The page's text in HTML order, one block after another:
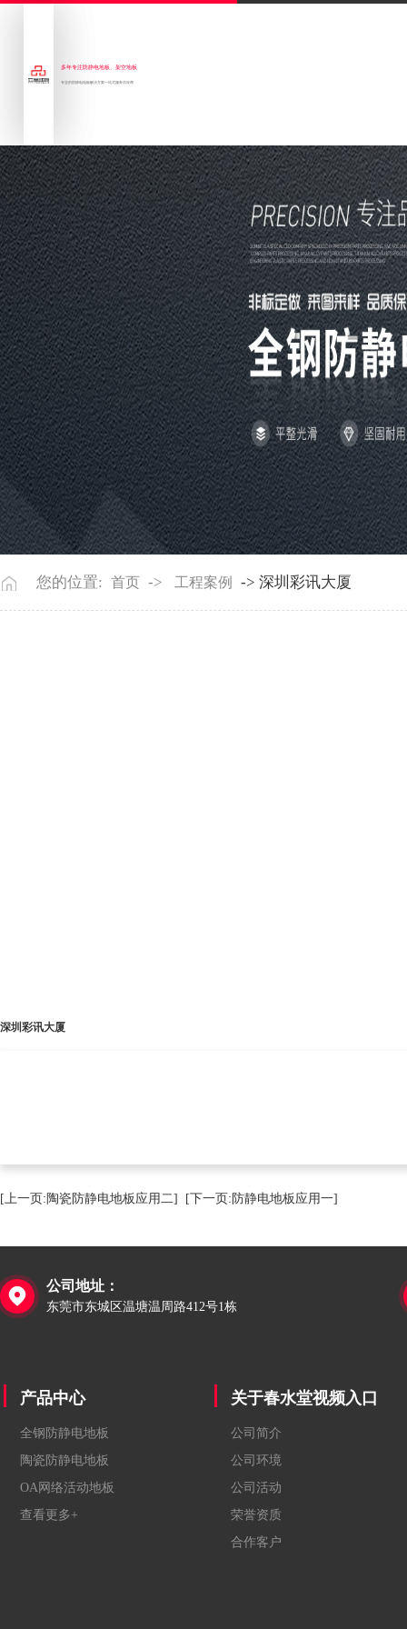
多年专注防静电地板、架空地板
专业的防静电地板解决方案一站式服务供应商
您的位置: 首页 -> 工程案例 -> 深圳彩讯大厦
深圳彩讯大厦
[上一页:陶瓷防静电地板应用二] [下一页:防静电地板应用一]

公司地址：
东莞市东城区温塘温周路412号1栋
产品中心
全钢防静电地板
陶瓷防静电地板
OA网络活动地板
查看更多+
关于春水堂视频入口
公司简介
公司环境
公司活动
荣誉资质
合作客户